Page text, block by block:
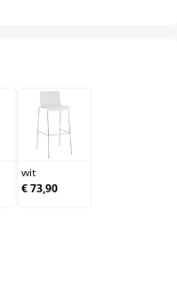
wit
wit
€ 73,90